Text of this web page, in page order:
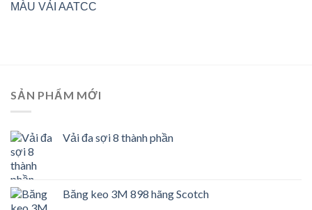
MÀU VẢI AATCC
SẢN PHẨM MỚI
Vải đa sợi 8 thành phần
Băng keo 3M 898 hãng Scotch